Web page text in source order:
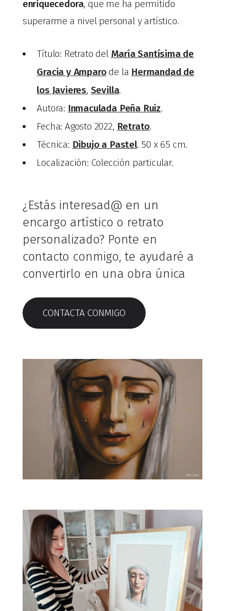
enriquecedora, que me ha permitido
superarme a nivel personal y artístico.
Título: Retrato del María Santísima de
Gracia y Amparode la Hermandad de
los Javieres, Sevilla.
Autora: Inmaculada Peña Ruiz.
Fecha: Agosto 2022, Retrato.
Técnica: Dibujo a Pastel. 50 x 65 cm.
Localización: Colección particular.
¿Estás interesad@ en un
encargo artístico o retrato
personalizado? Ponte en
contacto conmigo, te ayudaré a
convertirlo en una obra única
CONTACTA CONMIGO